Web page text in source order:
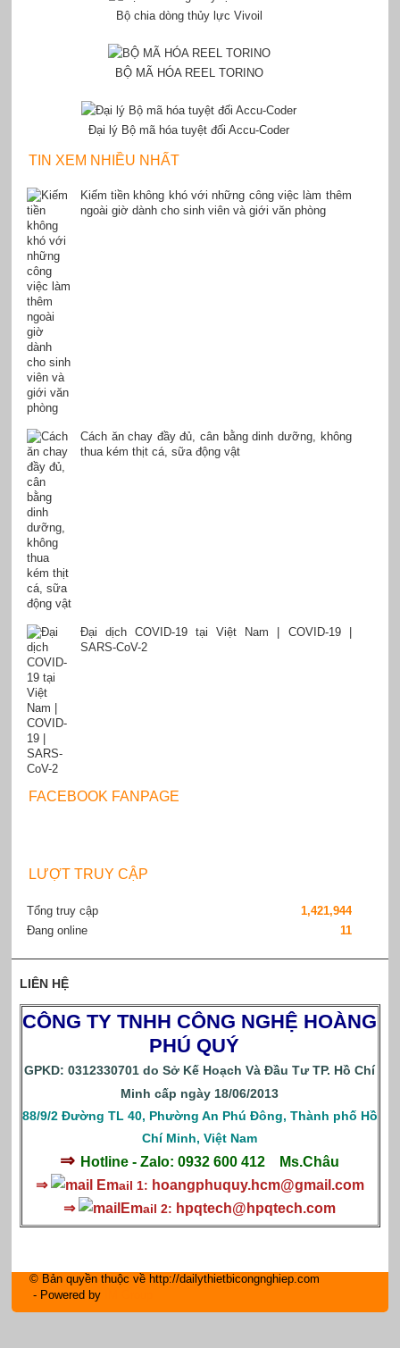
Bộ chia dòng thủy lực Vivoil
BỘ MÃ HÓA REEL TORINO
Đại lý Bộ mã hóa tuyệt đối Accu-Coder
TIN XEM NHIỀU NHẤT
Kiếm tiền không khó với những công việc làm thêm
ngoài giờ dành cho sinh viên và giới văn phòng
Cách ăn chay đầy đủ, cân bằng dinh dưỡng, không
thua kém thịt cá, sữa động vật
Đại dịch COVID-19 tại Việt Nam | COVID-19 |
SARS-CoV-2
FACEBOOK FANPAGE
LƯỢT TRUY CẬP
Tổng truy cập
1,421,944
Đang online
11
LIÊN HỆ
CÔNG TY TNHH CÔNG NGHỆ HOÀNG
PHÚ QUÝ
GPKD: 0312330701 do Sở Kế Hoạch Và Đầu Tư TP. Hồ Chí
Minh cấp ngày 18/06/2013
88/9/2 Đường TL 40, Phường An Phú Đông, Thành phố Hồ
Chí Minh, Việt Nam
⇒ Hotline - Zalo: 0932 600 412
Ms.Châu
⇒
Email 1: hoangphuquy.hcm@gmail.com
⇒
Email 2: hpqtech@hpqtech.com
© Bản quyền thuộc về http://dailythietbicongnghiep.com
- Powered by